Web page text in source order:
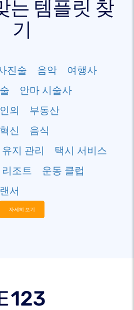
는 템플릿 찾
기
진술 음악
여행사
안마 시술사
의
부동산
혁신
음식
지 관리
택시 서비스
조트
운동 클럽
서
자세히 보기